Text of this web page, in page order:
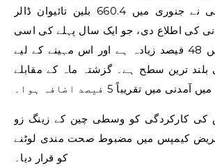
مینوفیکچرنگ کمپنی نے جنوری میں 660.4 بلین تائیوان ڈالر
آمدنی کی اطلاع دی، جو ایک سال پہلے کی اسی
مدت کے مقابلے میں 48 فیصد زیادہ ہے اور اس مہینے کے لیے
ترین سطح ہے۔ گزشتہ ماہ کے مقابلے
میں آمدنی میں تقریباً 5 فیصد اضافہ ہوا۔
کی کارکردگی کو وسطی چین کے زینگ زو
کیمپس میں مضبوط صحت مندی لوٹنے
کو قرار دیا۔